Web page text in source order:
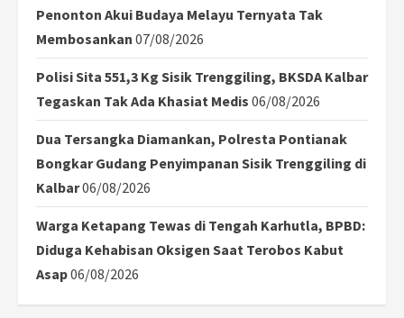
Penonton Akui Budaya Melayu Ternyata Tak
Membosankan 07/08/2026
Polisi Sita 551,3 Kg Sisik Trenggiling, BKSDA Kalbar
Tegaskan Tak Ada Khasiat Medis 06/08/2026
Dua Tersangka Diamankan, Polresta Pontianak
Bongkar Gudang Penyimpanan Sisik Trenggiling di
Kalbar06/08/2026
Warga Ketapang Tewas di Tengah Karhutla, BPBD:
Diduga Kehabisan Oksigen Saat Terobos Kabut
Asap06/08/2026